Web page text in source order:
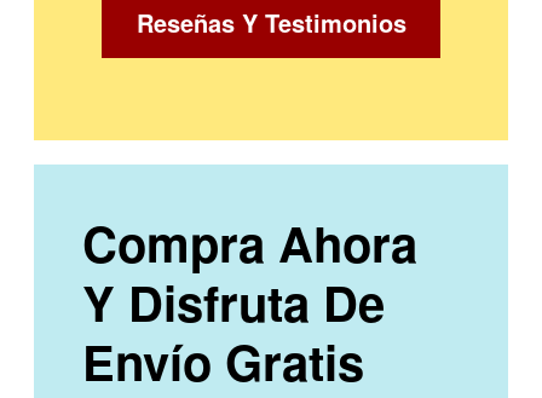
Reseñas Y Testimonios
Compra Ahora
Y Disfruta De
Envío Gratis